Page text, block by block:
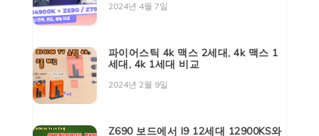
2024년 4월 7일
파이어스틱 4k 맥스 2세대, 4k 맥스 1
세대, 4k 1세대 비교
2024년 2월 9일
Z690 보드에서 I9 12세대 12900KS와